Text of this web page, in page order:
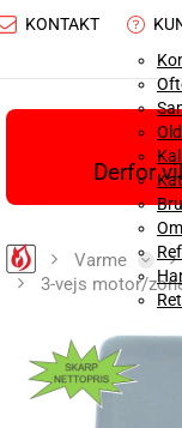
KONTAKT
Derfor
Varme
3-vejs motor/